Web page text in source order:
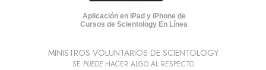
Aplicación en iPad y iPhone de
Cursos de Scientology En Línea
MINISTROS VOLUNTARIOS DE SCIENTOLOGY
SE PUEDEHACER ALGO AL RESPECTO